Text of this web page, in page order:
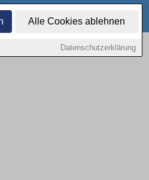
Alle Cookies ablehnen
Datenschutzerklärung
Cookies
GmbH | Content by: 1a-sites-autos